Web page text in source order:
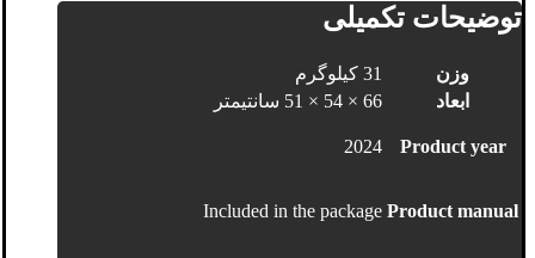
توضیحات تکمیلی
وزن
31 کیلوگرم
ابعاد
66 × 54 × 51 سانتیمتر
Product year
2024
Product manual
Included in the package